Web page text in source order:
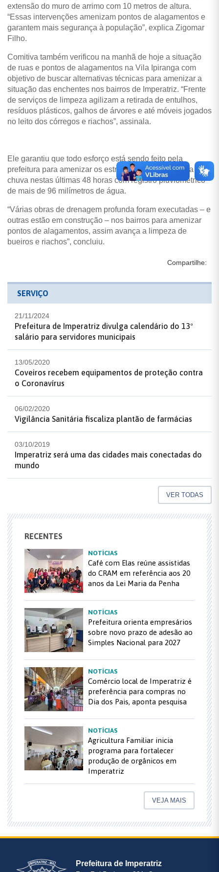
extensão do muro de arrimo com 10 metros de altura.
“Essas intervenções amenizam pontos de alagamentos e
garantem mais segurança à população”, explica Zigomar
Filho.
Comitiva também verificou na manhã de hoje a situação
de ruas e pontos de alagamentos na Vila Ipiranga com
objetivo de buscar alternativas técnicas para amenizar a
situação das enchentes nos bairros de Imperatriz. “Frente
de serviços de limpeza agilizam a retirada de entulhos,
resíduos plásticos, galhos de árvores e até móveis jogados
no leito dos córregos e riachos”, assinala.
Ele garantiu que todo esforço está sendo feito pela
prefeitura para amenizar os estragos provocados pela
chuva nestas últimas 48 horas com registro pluviométrico
de mais de 96 milímetros de água.
“Várias obras de drenagem profunda foram executadas – e
outras estão em construção – nos bairros para amenizar
pontos de alagamentos, assim avança a limpeza de
bueiros e riachos”, concluiu.
Compartilhe:
SERVIÇO
21/11/2024
Prefeitura de Imperatriz divulga calendário do 13º
salário para servidores municipais
13/05/2020
Coveiros recebem equipamentos de proteção contra
o Coronavírus
06/02/2020
Vigilância Sanitária fiscaliza plantão de farmácias
03/10/2019
Imperatriz será uma das cidades mais conectadas do
mundo
VER TODAS
RECENTES
NOTÍCIAS
Café com Elas reúne assistidas
do CRAM em referência aos 20
anos da Lei Maria da Penha
NOTÍCIAS
Prefeitura orienta empresários
sobre novo prazo de adesão ao
Simples Nacional para 2027
NOTÍCIAS
Comércio local de Imperatriz é
preferência para compras no
Dia dos Pais, aponta pesquisa
NOTÍCIAS
Agricultura Familiar inicia
programa para fortalecer
produção de orgânicos em
Imperatriz
VEJA MAIS
Prefeitura de Imperatriz